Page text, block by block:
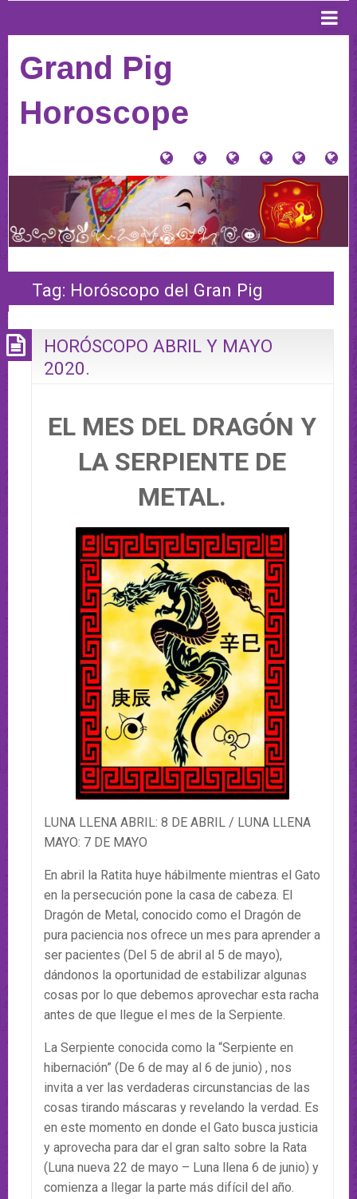
Grand Pig
Horoscope
猪
星
座
(Home)
signo
ContactoDonaciones
y
Tienda
Tag: Horóscopo del Gran Pig
HORÓSCOPO ABRIL Y MAYO
2020.
EL MES DEL DRAGÓN Y
LA SERPIENTE DE
METAL.
LUNA LLENA ABRIL: 8 DE ABRIL / LUNA LLENA
MAYO: 7 DE MAYO
En abril la Ratita huye hábilmente mientras el Gato
en la persecución pone la casa de cabeza. El
Dragón de Metal, conocido como el Dragón de
pura paciencia nos ofrece un mes para aprender a
ser pacientes (Del 5 de abril al 5 de mayo),
dándonos la oportunidad de estabilizar algunas
cosas por lo que debemos aprovechar esta racha
antes de que llegue el mes de la Serpiente.
La Serpiente conocida como la “Serpiente en
hibernación” (De 6 de may al 6 de junio) , nos
invita a ver las verdaderas circunstancias de las
cosas tirando máscaras y revelando la verdad. Es
en este momento en donde el Gato busca justicia
y aprovecha para dar el gran salto sobre la Rata
(Luna nueva 22 de mayo – Luna llena 6 de junio) y
comienza a llegar la parte más difícil del año.